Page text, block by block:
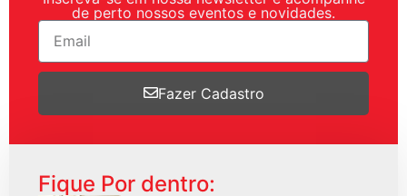
de perto nossos eventos e novidades.
Fazer Cadastro
Fique Por dentro: